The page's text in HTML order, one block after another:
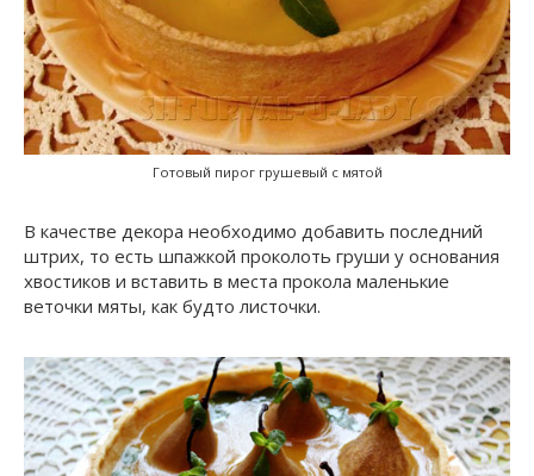
Готовый пирог грушевый с мятой
В качестве декора необходимо добавить последний
штрих, то есть шпажкой проколоть груши у основания
хвостиков и вставить в места прокола маленькие
веточки мяты, как будто листочки.